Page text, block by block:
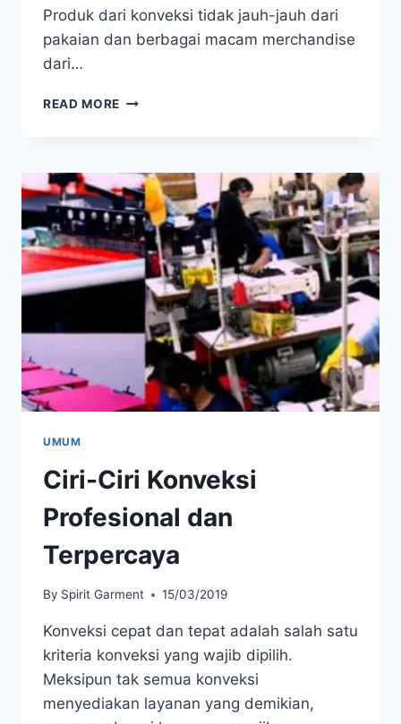
Produk dari konveksi tidak jauh-jauh dari
pakaian dan berbagai macam merchandise
dari…
READ MORE APA
DAN
MANFAATNYA
UMUM
Ciri-Ciri Konveksi
Profesional dan
Terpercaya
By Spirit Garment 15/03/2019
Konveksi cepat dan tepat adalah salah satu
kriteria konveksi yang wajib dipilih.
Meksipun tak semua konveksi
menyediakan layanan yang demikian,